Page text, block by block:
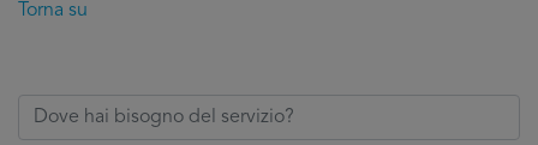
Torna su